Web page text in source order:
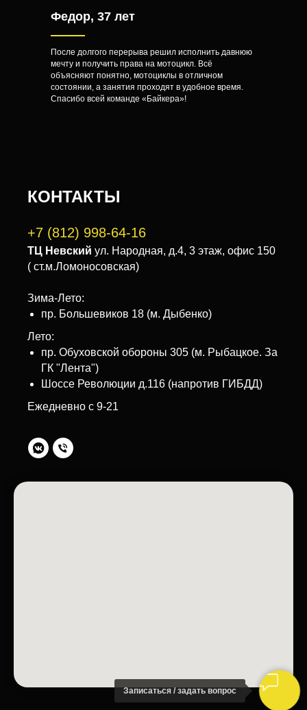
Федор, 37 лет
После долгого перерыва решил исполнить давнюю
мечту и получить права на мотоцикл. Всё
объясняют понятно, мотоциклы в отличном
состоянии, а занятия проходят в удобное время.
Спасибо всей команде «Байкера»!
Записаться / задать вопрос
КОНТАКТЫ
+7 (812) 998-64-16
ТЦ Невский ул. Народная, д.4, 3 этаж, офис 150
( ст.м.Ломоносовская)
Зима-Лето:
пр. Большевиков 18 (м. Дыбенко)
Лето:
пр. Обуховской обороны 305 (м. Рыбацкое. За
ГК "Лента")
Шоссе Революции д.116 (напротив ГИБДД)
Ежедневно с 9-21